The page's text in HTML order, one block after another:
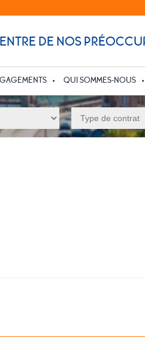
DE NOS
QUI SOMMES-NOUS